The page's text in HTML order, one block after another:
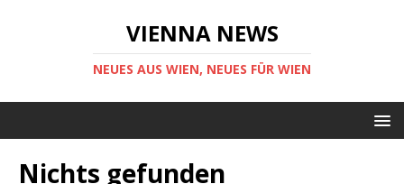
VIENNA NEWS
NEUES AUS WIEN, NEUES FÜR WIEN
Nichts gefunden